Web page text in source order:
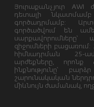
Յուրաքանչյուր
դետալի նկատմամբ
գործադրմամբ:
գործածվում են
զիջումների
հիմնադրման 25-
արժեքները, որոնք
ինքնությունը՝
շարունակական
միևնույն ժամանակ,